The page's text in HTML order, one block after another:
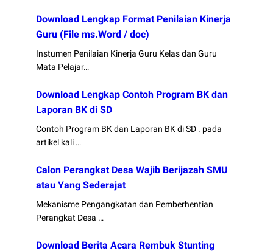
Download Lengkap Format Penilaian Kinerja
Guru (File ms.Word / doc)
Instumen Penilaian Kinerja Guru Kelas dan Guru
Mata Pelajar…
Download Lengkap Contoh Program BK dan
Laporan BK di SD
Contoh Program BK dan Laporan BK di SD . pada
artikel kali …
Calon Perangkat Desa Wajib Berijazah SMU
atau Yang Sederajat
Mekanisme Pengangkatan dan Pemberhentian
Perangkat Desa …
Download Berita Acara Rembuk Stunting